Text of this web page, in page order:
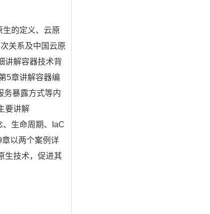
生的定义、云原
关系及中国云原
讲解容器技术背
5章讲解容器编
务暴露方式等内
要讲解
生命周期、
IaC
章以两个案例详
生技术，促进其